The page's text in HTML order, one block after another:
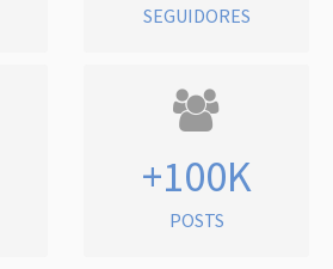
SEGUIDORES
+100K
POSTS